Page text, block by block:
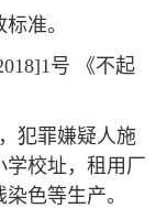
准。
号 《不起
犯罪嫌疑人施
校址，租用厂
色等生产。